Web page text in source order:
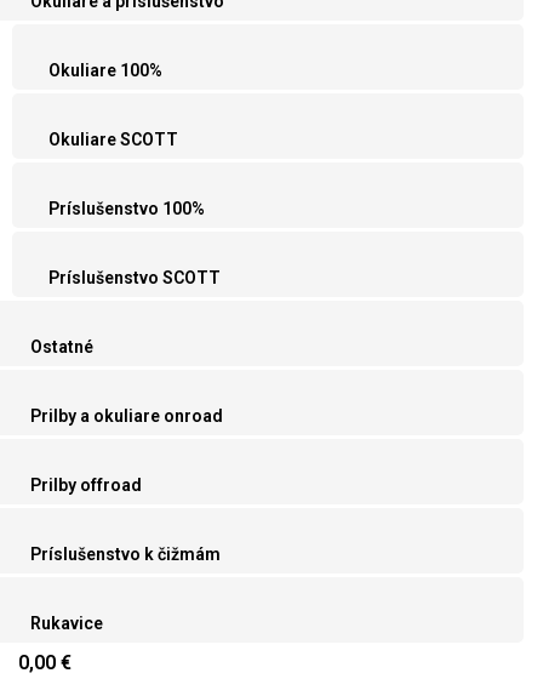
Okuliare 100%
Okuliare SCOTT
Príslušenstvo 100%
Príslušenstvo SCOTT
Ostatné
Prilby a okuliare onroad
Prilby offroad
Príslušenstvo k čižmám
Rukavice
0,00 €